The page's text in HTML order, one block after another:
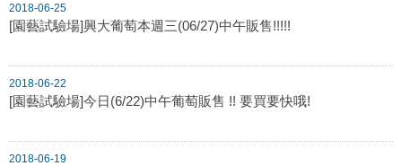
2018-06-25
[園藝試驗場]興大葡萄本週三(06/27)中午販售!!!!!
2018-06-22
[園藝試驗場]今日(6/22)中午葡萄販售 !! 要買要快哦!
2018-06-19